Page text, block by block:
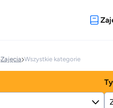
Zajęcia Wszystkie kategorie